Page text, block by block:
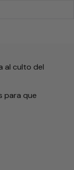
al culto del
para que